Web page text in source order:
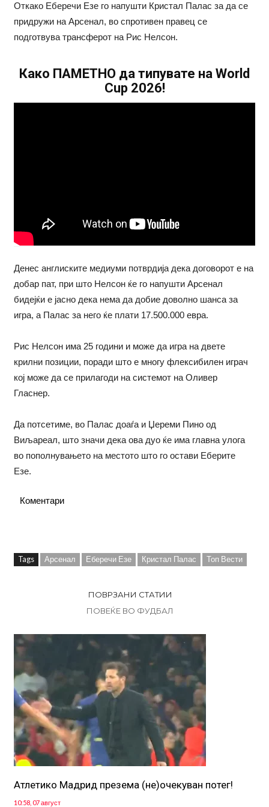
Откако Еберечи Езе го напушти Кристал Палас за да се
придружи на Арсенал, во спротивен правец се
подготвува трансферот на Рис Нелсон.
Како ПАМЕТНО да типувате на World
Cup 2026!
Денес англиските медиуми потврдија дека договорот е на
добар пат, при што Нелсон ќе го напушти Арсенал
бидејќи е јасно дека нема да добие доволно шанса за
игра, а Палас за него ќе плати 17.500.000 евра.
Рис Нелсон има 25 години и може да игра на двете
крилни позиции, поради што е многу флексибилен играч
кој може да се прилагоди на системот на Оливер
Гласнер.
Да потсетиме, во Палас доаѓа и Џереми Пино од
Виљареал, што значи дека ова дуо ќе има главна улога
во пополнувањето на местото што го остави Еберите
Езе.
Коментари
Tags Арсенал Еберечи Езе Кристал Палас Топ Вести
ПОВРЗАНИ СТАТИИ
ПОВЕЌЕ ВО ФУДБАЛ
Атлетико Мадрид презема (не)очекуван потег!
10:58, 07 август